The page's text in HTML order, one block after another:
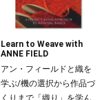
Learn to Weave with
ANNE FIELD
アン・フィールドと織を
学ぶ/機の選択から作品づ